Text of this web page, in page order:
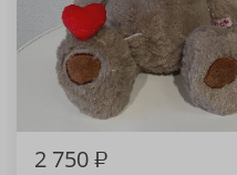
2 750₽